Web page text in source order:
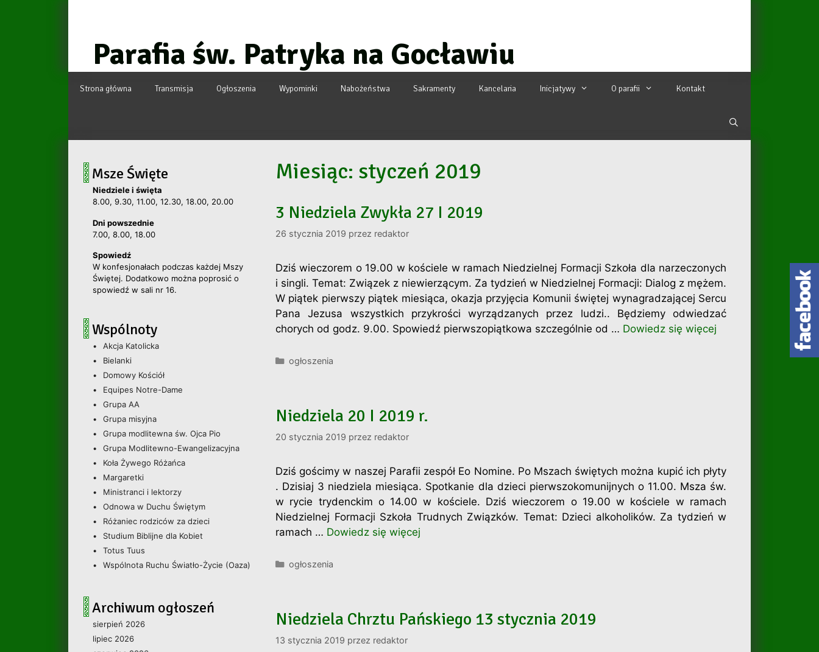
Parafia św. Patryka na Gocławiu
Strona główna Transmisja Ogłoszenia Wypominki Nabożeństwa Sakramenty Kancelaria Inicjatywy O parafii Kontakt
Miesiąc: styczeń 2019
3 Niedziela Zwykła 27 I 2019
26 stycznia 2019 przez redaktor
Dziś wieczorem o 19.00 w kościele w ramach Niedzielnej Formacji Szkoła dla narzeczonych
i singli. Temat: Związek z niewierzącym. Za tydzień w Niedzielnej Formacji: Dialog z mężem.
W piątek pierwszy piątek miesiąca, okazja przyjęcia Komunii świętej wynagradzającej Sercu
Pana Jezusa wszystkich przykrości wyrządzanych przez ludzi.. Będziemy odwiedzać
chorych od godz. 9.00. Spowiedź pierwszopiątkowa szczególnie od … Dowiedz się więcej
Kategorie
ogłoszenia
Niedziela 20 I 2019 r.
20 stycznia 2019 przez redaktor
Dziś gościmy w naszej Parafii zespół Eo Nomine. Po Mszach świętych można kupić ich płyty
. Dzisiaj 3 niedziela miesiąca. Spotkanie dla dzieci pierwszokomunijnych o 11.00. Msza św.
w rycie trydenckim o 14.00 w kościele. Dziś wieczorem o 19.00 w kościele w ramach
Niedzielnej Formacji Szkoła Trudnych Związków. Temat: Dzieci alkoholików. Za tydzień w
ramach … Dowiedz się więcej
Kategorie
ogłoszenia
Niedziela Chrztu Pańskiego 13 stycznia 2019
13 stycznia 2019 przez redaktor
Msze Święte
Niedziele i święta
8.00, 9.30, 11.00, 12.30, 18.00, 20.00
Dni powszednie
7.00, 8.00, 18.00
Spowiedź
W konfesjonałach podczas każdej Mszy
Świętej. Dodatkowo można poprosić o
spowiedź w sali nr 16.
Wspólnoty
Akcja Katolicka
Bielanki
Domowy Kościół
Equipes Notre-Dame
Grupa AA
Grupa misyjna
Grupa modlitewna św. Ojca Pio
Grupa Modlitewno-Ewangelizacyjna
Koła Żywego Różańca
Margaretki
Ministranci i lektorzy
Odnowa w Duchu Świętym
Różaniec rodziców za dzieci
Studium Biblijne dla Kobiet
Totus Tuus
Wspólnota Ruchu Światło-Życie (Oaza)
Archiwum ogłoszeń
sierpień 2026
lipiec 2026